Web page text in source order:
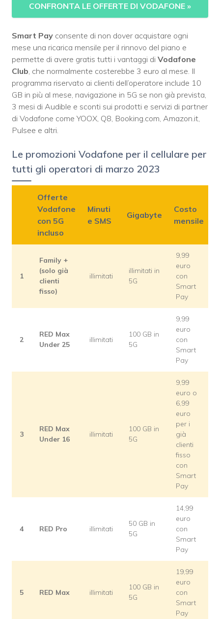
CONFRONTA LE OFFERTE DI VODAFONE »
Smart Pay consente di non dover acquistare ogni
mese una ricarica mensile per il rinnovo del piano e
permette di avere gratis tutti i vantaggi di Vodafone
Club , che normalmente costerebbe 3 euro al mese. Il
programma riservato ai clienti dell’operatore include 10
GB in più al mese, navigazione in 5G se non già prevista,
3 mesi di Audible e sconti sui prodotti e servizi di partner
di Vodafone come YOOX, Q8, Booking.com, Amazon.it,
Pulsee e altri.
Le promozioni Vodafone per il cellulare per
tutti gli operatori di marzo 2023
Offerte
Vodafone
con 5G
incluso
Minuti
e SMS
Gigabyte
Costo
mensile
1
Family +
(solo già
clienti
fisso)
illimitati
illimitati in
5G
9,99
euro
con
Smart
Pay
2
RED Max
Under 25
illimitati
100 GB in
5G
9,99
euro
con
Smart
Pay
3
RED Max
Under 16
illimitati
100 GB in
5G
9,99
euro o
6,99
euro
per i
già
clienti
fisso
con
Smart
Pay
4 RED Pro illimitati
50 GB in
5G
14,99
euro
con
Smart
Pay
5 RED Max illimitati
100 GB in
5G
19,99
euro
con
Smart
Pay